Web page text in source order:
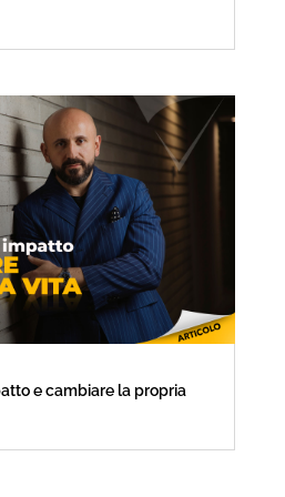
e cambiare la propria